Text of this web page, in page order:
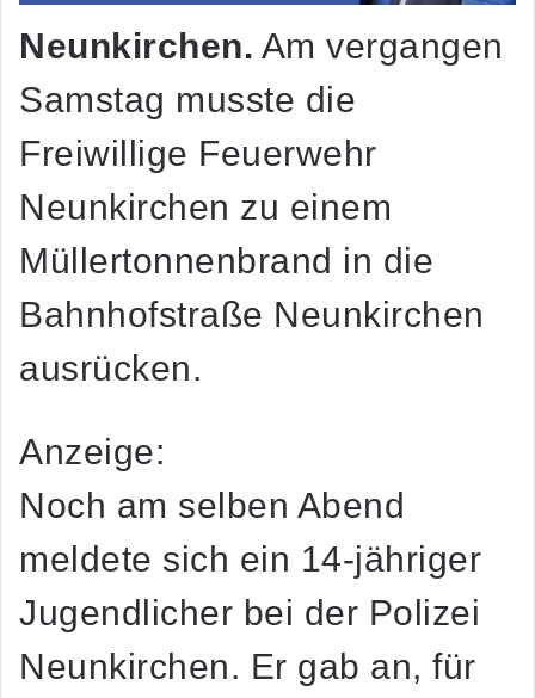
Neunkirchen. Am vergangen
Samstag musste die
Freiwillige Feuerwehr
Neunkirchen zu einem
Müllertonnenbrand in die
Bahnhofstraße Neunkirchen
ausrücken.
Anzeige:
Noch am selben Abend
meldete sich ein 14-jähriger
Jugendlicher bei der Polizei
Neunkirchen. Er gab an, für